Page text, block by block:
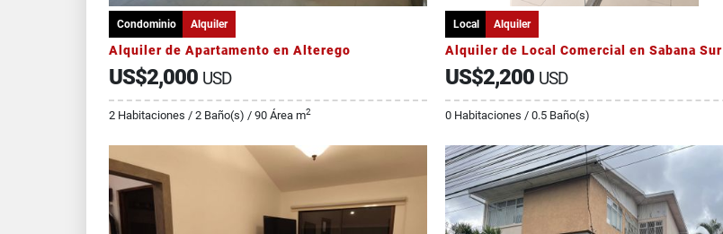
Condominio Alquiler
Alquiler de Apartamento en Alterego
US$2,000 USD
2 Habitaciones / 2 Baño(s) / 90 Área m2
Local Alquiler
Alquiler de Local Comercial en Sabana Sur
US$2,200 USD
0 Habitaciones / 0.5 Baño(s)